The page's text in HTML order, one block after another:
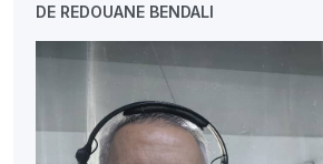
DE REDOUANE BENDALI